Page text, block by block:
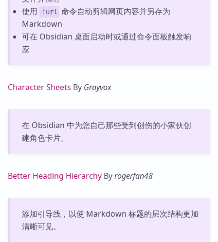
使用
!url 命令自动剪辑网页内容并另存为
Markdown
可在 Obsidian 桌面启动时或通过命令面板触发响
应
Character Sheets By Grayvox
在 Obsidian 中为您自己那些受到创伤的小家伙创
建角色卡片。
Better Heading Hierarchy Byrogerfan48
添加引导线，以使 Markdown 标题的层次结构更加
清晰可见。